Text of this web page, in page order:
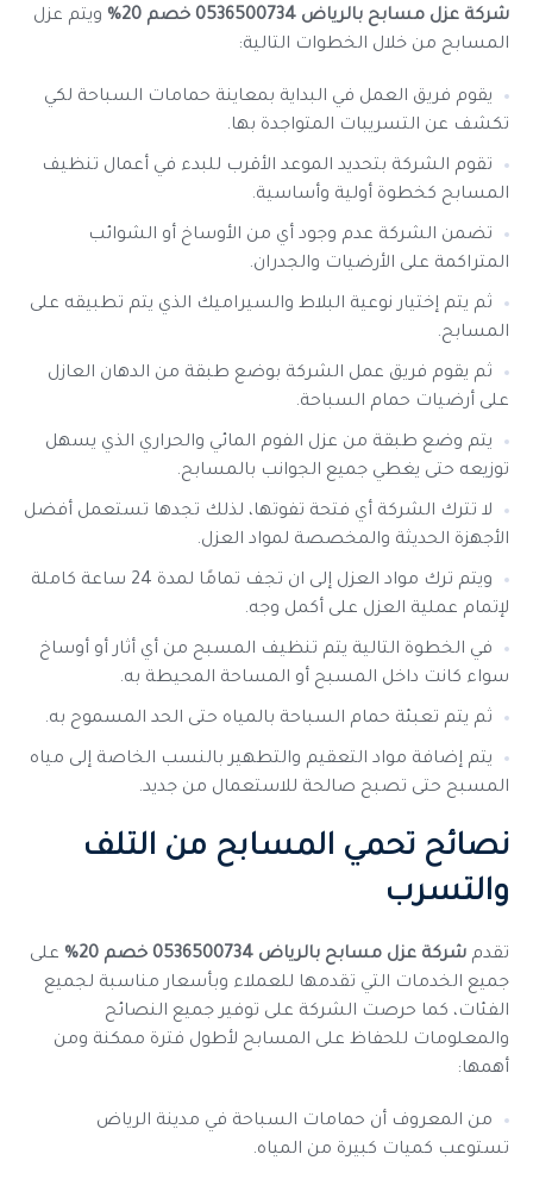
شركة عزل مسابح بالرياض 0536500734 خصم 20%
ويتم عزل
المسابح من خلال الخطوات التالية:
يقوم فريق العمل في البداية بمعاينة حمامات السباحة لكي
تكشف عن التسريبات المتواجدة بها.
تقوم الشركة بتحديد الموعد الأقرب للبدء في أعمال تنظيف
المسابح كخطوة أولية وأساسية.
تضمن الشركة عدم وجود أي من الأوساخ أو الشوائب
المتراكمة على الأرضيات والجدران.
ثم يتم إختيار نوعية البلاط والسيراميك الذي يتم تطبيقه على
المسابح.
ثم يقوم فريق عمل الشركة بوضع طبقة من الدهان العازل
على أرضيات حمام السباحة.
يتم وضع طبقة من عزل الفوم المائي والحراري الذي يسهل
توزيعه حتى يغطي جميع الجوانب بالمسابح.
لا تترك الشركة أي فتحة تفوتها، لذلك تجدها تستعمل أفضل
الأجهزة الحديثة والمخصصة لمواد العزل.
ويتم ترك مواد العزل إلى ان تجف تمامًا لمدة 24 ساعة كاملة
لإتمام عملية العزل على أكمل وجه.
في الخطوة التالية يتم تنظيف المسبح من أي أثار أو أوساخ
سواء كانت داخل المسبح أو المساحة المحيطة به.
ثم يتم تعبئة حمام السباحة بالمياه حتى الحد المسموح به.
يتم إضافة مواد التعقيم والتطهير بالنسب الخاصة إلى مياه
المسبح حتى تصبح صالحة للاستعمال من جديد.
نصائح تحمي المسابح من التلف
والتسرب
تقدم شركة عزل مسابح بالرياض 0536500734 خصم 20%
على
جميع الخدمات التي تقدمها للعملاء وبأسعار مناسبة لجميع
الفئات، كما حرصت الشركة على توفير جميع النصائح
والمعلومات للحفاظ على المسابح لأطول فترة ممكنة ومن
أهمها:
من المعروف أن حمامات السباحة في مدينة الرياض
تستوعب كميات كبيرة من المياه.